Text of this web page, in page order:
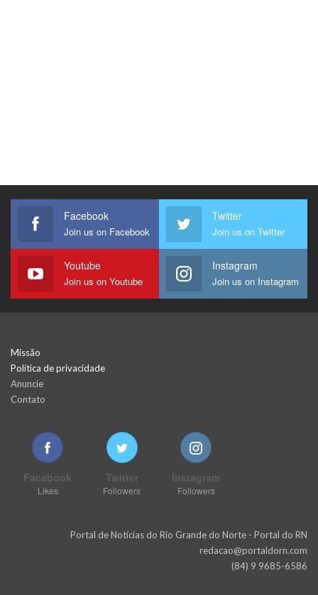
Facebook
Join us on Facebook
Twitter
Join us on Twitter
Youtube
Join us on Youtube
Instagram
Join us on Instagram
Missão
Política de privacidade
Anuncie
Contato
Facebook
Likes
Twitter
Followers
Instagram
Followers
Portal de Notícias do Rio Grande do Norte - Portal do RN
redacao@portaldorn.com
(84) 9 9685-6586